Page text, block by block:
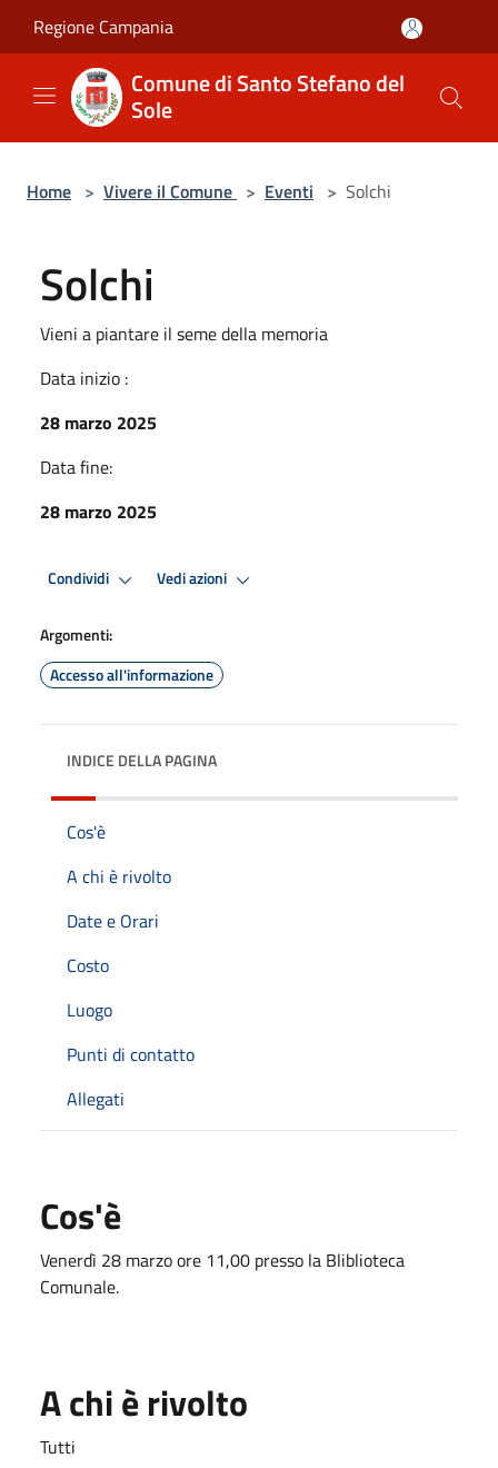
Regione Campania
Comune di Santo Stefano del
Sole
Home > Vivere il Comune > Eventi > Solchi
Solchi
Vieni a piantare il seme della memoria
Data inizio :
28 marzo 2025
Data fine:
28 marzo 2025
Condividi Vedi azioni
Argomenti:
Accesso all'informazione
INDICE DELLA PAGINA
Cos'è
A chi è rivolto
Date e Orari
Costo
Luogo
Punti di contatto
Allegati
Cos'è
Venerdì 28 marzo ore 11,00 presso la Bliblioteca
Comunale.
A chi è rivolto
Tutti